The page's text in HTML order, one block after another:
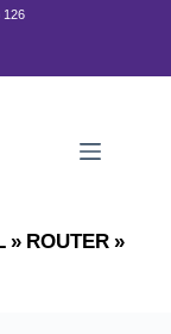
»ROUTER»